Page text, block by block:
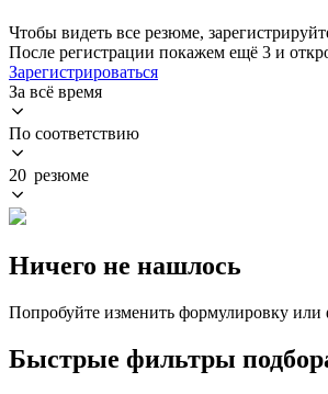
Чтобы видеть все резюме,
После регистрации покажем ещё 3 и
Зарегистрироваться
За всё время
По соответствию
20 резюме
Ничего не нашлось
Попробуйте изменить формулировку или
Быстрые фильтры